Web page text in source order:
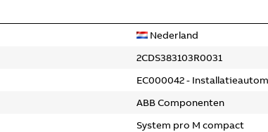
Nederland
2CDS383103R0031
EC000042 -
ABB Componenten
System pro M compact